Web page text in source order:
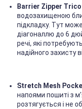
Barrier Zipper
водозахищеною
підкладку. Тут
діагоналлю до 6
речі, які
надійного захисту
Stretch Mesh
напоями пошиті з
розтягується і не